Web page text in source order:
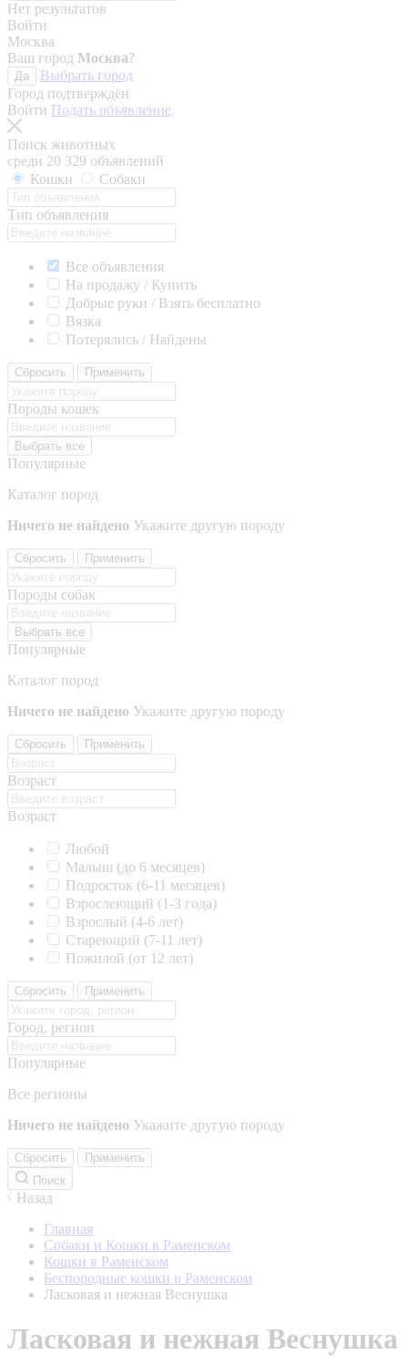
Нет результатов
Войти
Москва
Ваш город Москва?
Да
Выбрать город
Город подтверждён
Войти Подать объявление
Поиск животных
среди 20 329 объявлений
Кошки
Собаки
Тип объявления
Все объявления
На продажу / Купить
Добрые руки / Взять бесплатно
Вязка
Потерялись / Найдены
Сбросить Применить
Породы кошек
Выбрать все
Популярные
Каталог пород
Ничего не найдено Укажите другую породу
Сбросить Применить
Породы собак
Выбрать все
Популярные
Каталог пород
Ничего не найдено Укажите другую породу
Сбросить Применить
Возраст
Возраст
Любой
Малыш (до 6 месяцев)
Подросток (6-11 месяцев)
Взрослеющий (1-3 года)
Взрослый (4-6 лет)
Стареющий (7-11 лет)
Пожилой (от 12 лет)
Сбросить Применить
Город, регион
Популярные
Все регионы
Ничего не найдено Укажите другую породу
Сбросить
Применить
Поиск
Назад
Главная
Собаки и Кошки в Раменском
Кошки в Раменском
Беспородные кошки в Раменском
Ласковая и нежная Веснушка
Ласковая и нежная Веснушка